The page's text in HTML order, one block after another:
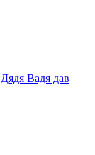
Вадя дав